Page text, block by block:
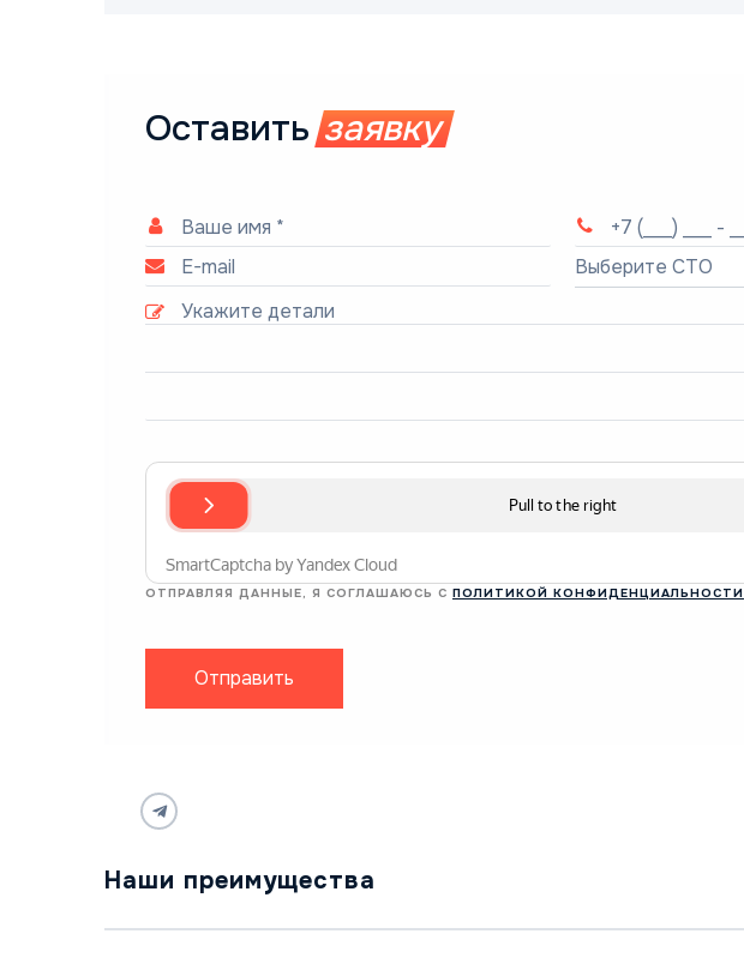
Оставить заявку
Выберите СТО
ОТПРАВЛЯЯ ДАННЫЕ, Я СОГЛАШАЮСЬ С ПОЛИТИКОЙ КОНФИДЕНЦИАЛЬНОСТИ
Отправить
Наши преимущества